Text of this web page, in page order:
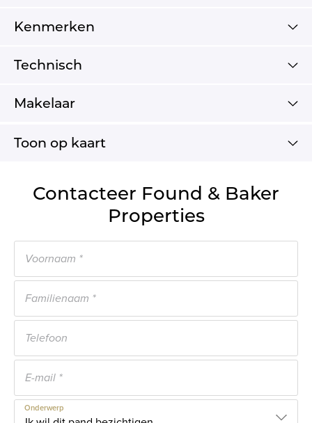
Kenmerken
Technisch
Makelaar
Toon op kaart
Contacteer Found & Baker
Properties
Onderwerp